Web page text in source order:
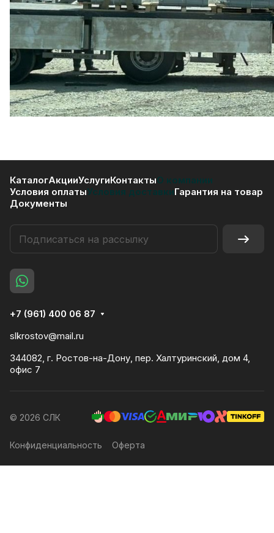
КаталогАкцииУслугиКонтактыО компании
Условия оплатыУсловия доставкиГарантия на товар
Документы
+7 (961) 400 06 87
slkrostov@mail.ru
344082, г. Ростов-на-Дону, пер. Халтуринский, дом 4,
офис 7
© 2026 СЛК
Конфиденциальность Оферта